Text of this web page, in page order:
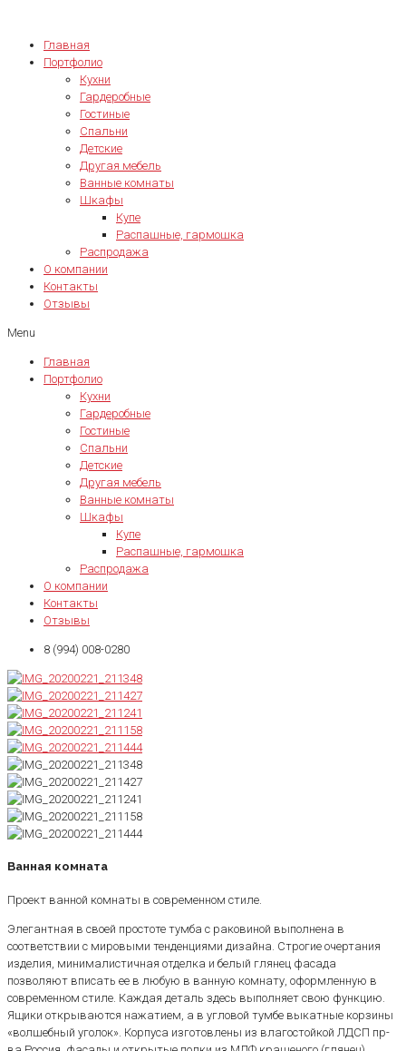
Главная
Портфолио
Кухни
Гардеробные
Гостиные
Спальни
Детские
Другая мебель
Ванные комнаты
Шкафы
Купе
Распашные, гармошка
Распродажа
О компании
Контакты
Отзывы
Menu
Главная
Портфолио
Кухни
Гардеробные
Гостиные
Спальни
Детские
Другая мебель
Ванные комнаты
Шкафы
Купе
Распашные, гармошка
Распродажа
О компании
Контакты
Отзывы
8 (994) 008-0280
Ванная комната
Проект ванной комнаты в современном стиле.
Элегантная в своей простоте тумба с раковиной выполнена в
соответствии с мировыми тенденциями дизайна. Строгие очертания
изделия, минималистичная отделка и белый глянец фасада
позволяют вписать ее в любую в ванную комнату, оформленную в
современном стиле. Каждая деталь здесь выполняет свою функцию.
Ящики открываются нажатием, а в угловой тумбе выкатные корзины
«волшебный уголок». Корпуса изготовлены из влагостойкой ЛДСП пр-